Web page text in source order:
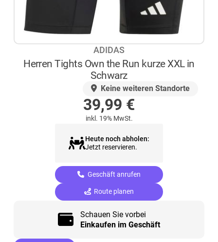
ADIDAS
Herren Tights Own the Run kurze XXL in
Schwarz
Keine weiteren Standorte
39,99 €
inkl. 19% MwSt.
Heute noch abholen:
Jetzt reservieren.
Geschäft anrufen
Route planen
Schauen Sie vorbei
Einkaufen im Geschäft